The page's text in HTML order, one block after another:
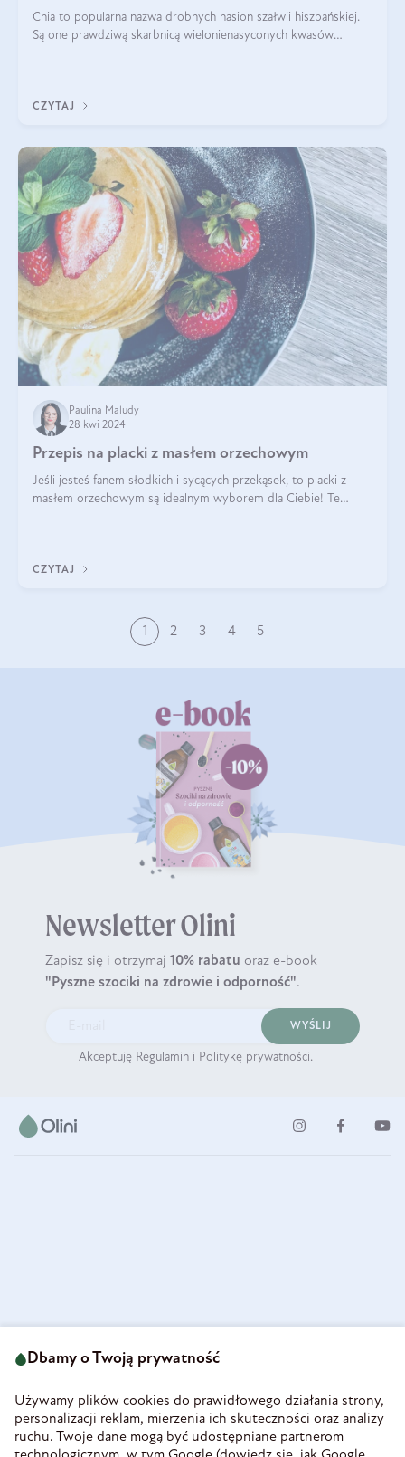
Chia to popularna nazwa drobnych nasion szałwii hiszpańskiej.
Są one prawdziwą skarbnicą wielonienasyconych kwasów
CZYTAJ
Paulina Maludy
28 kwi 2024
Przepis na placki z masłem orzechowym
Jeśli jesteś fanem słodkich i sycących przekąsek, to placki z
masłem orzechowym są idealnym wyborem dla Ciebie! Te
CZYTAJ
1 2 3 4 5
Newsletter Olini
Zapisz się i otrzymaj 10% rabatu oraz e-book
"Pyszne szociki na zdrowie i odporność".
WYŚLIJ
Akceptuję Regulamin i Politykę prywatności.
58-160 Świebodzice
REGON 890213034
INFORMACJE
Dbamy o Twoją prywatność
Używamy plików cookies do prawidłowego działania strony,
personalizacji reklam, mierzenia ich skuteczności oraz analizy
ruchu. Twoje dane mogą być udostępniane partnerom